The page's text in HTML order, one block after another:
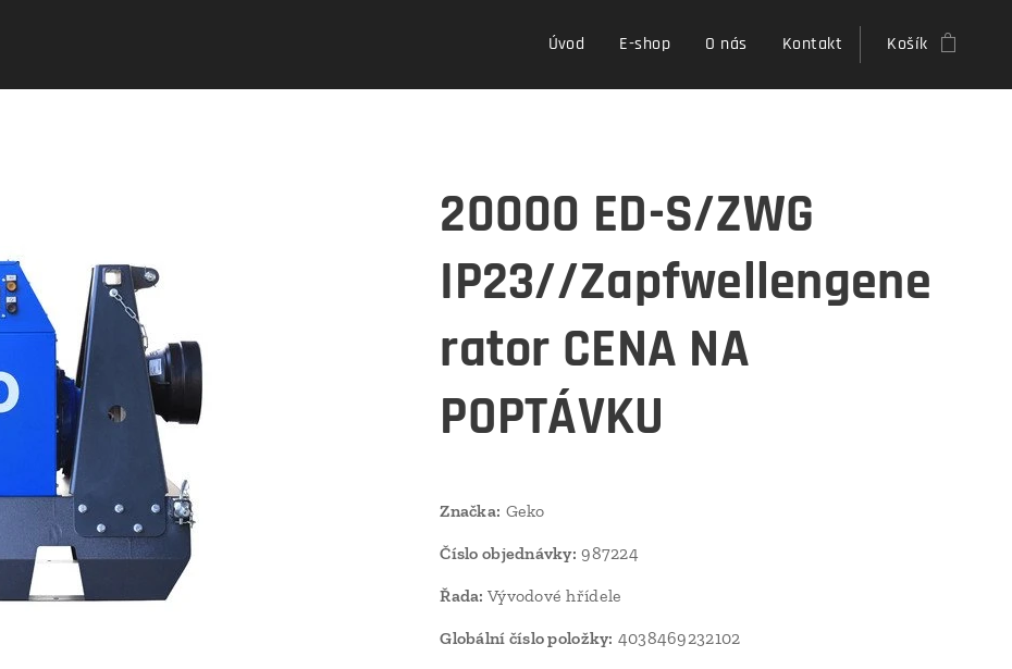
Úvod E-shop O nás Kontakt Košík
20000 ED-S/ZWG
IP23//Zapfwellengene
rator CENA NA
POPTÁVKU
Značka: Geko
Číslo objednávky: 987224
Řada: Vývodové hřídele
Globální číslo položky: 4038469232102